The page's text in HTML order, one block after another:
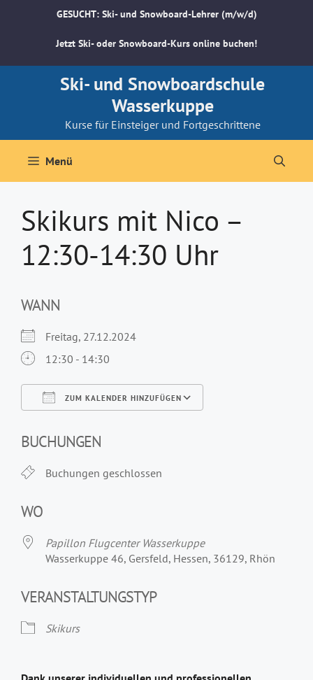
GESUCHT: Ski- und Snowboard-Lehrer (m/w/d)
Jetzt Ski- oder Snowboard-Kurs online buchen!
Ski- und Snowboardschule
Wasserkuppe
Kurse für Einsteiger und Fortgeschrittene
Menü
Skikurs mit Nico –
12:30-14:30 Uhr
WANN
Freitag, 27.12.2024
12:30 - 14:30
ZUM KALENDER HINZUFÜGEN
BUCHUNGEN
Buchungen geschlossen
WO
Papillon Flugcenter Wasserkuppe
Wasserkuppe 46, Gersfeld, Hessen, 36129, Rhön
VERANSTALTUNGSTYP
Skikurs